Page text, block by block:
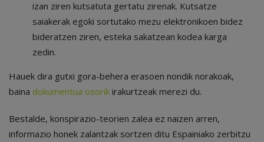
izan ziren kutsatuta gertatu zirenak. Kutsatze
saiakerak egoki sortutako mezu elektronikoen bidez
bideratzen ziren, esteka sakatzean kodea karga
zedin.
Hauek dira gutxi gora-behera erasoen nondik norakoak,
baina dokumentua osorik irakurtzeak merezi du.
Bestalde, konspirazio-teorien zalea ez naizen arren,
informazio honek zalantzak sortzen ditu Espainiako zerbitzu